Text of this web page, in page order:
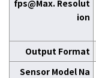
fps@Max. Resolut
ion
Output Format
Sensor Model Na